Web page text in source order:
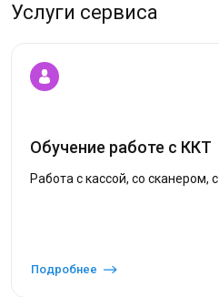
Услуги сервиса
Обучение работе с ККТ
Работа с кассой, со сканером,
Подробнее